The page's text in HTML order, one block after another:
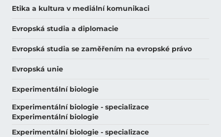
Etika a kultura v mediální komunikaci
Evropská studia a diplomacie
Evropská studia se zaměřením na evropské právo
Evropská unie
Experimentální biologie
Experimentální biologie - specializace
Experimentální biologie
Experimentální biologie - specializace